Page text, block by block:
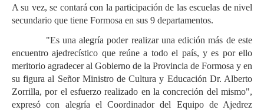
A su vez, se contará con la participación de las escuelas de nivel
secundario que tiene Formosa en sus 9 departamentos.
"Es una alegría poder realizar una edición más de este
encuentro ajedrecístico que reúne a todo el país, y es por ello
meritorio agradecer al Gobierno de la Provincia de Formosa y en
su figura al Señor Ministro de Cultura y Educación Dr. Alberto
Zorrilla, por el esfuerzo realizado en la concreción del mismo",
expresó con alegría el Coordinador del Equipo de Ajedrez